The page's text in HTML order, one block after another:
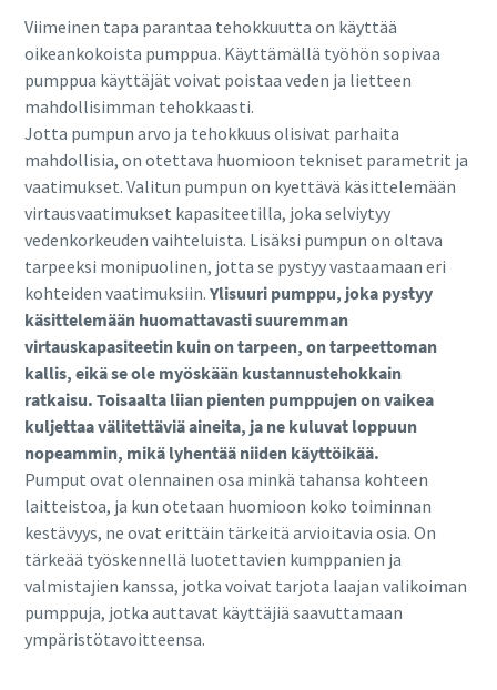
Viimeinen tapa parantaa tehokkuutta on käyttää
oikeankokoista pumppua. Käyttämällä työhön sopivaa
pumppua käyttäjät voivat poistaa veden ja lietteen
mahdollisimman tehokkaasti.
Jotta pumpun arvo ja tehokkuus olisivat parhaita
mahdollisia, on otettava huomioon tekniset parametrit ja
vaatimukset. Valitun pumpun on kyettävä käsittelemään
virtausvaatimukset kapasiteetilla, joka selviytyy
vedenkorkeuden vaihteluista. Lisäksi pumpun on oltava
tarpeeksi monipuolinen, jotta se pystyy vastaamaan eri
kohteiden vaatimuksiin. Ylisuuri pumppu, joka pystyy
käsittelemään huomattavasti suuremman
virtauskapasiteetin kuin on tarpeen, on tarpeettoman
kallis, eikä se ole myöskään kustannustehokkain
ratkaisu. Toisaalta liian pienten pumppujen on vaikea
kuljettaa välitettäviä aineita, ja ne kuluvat loppuun
nopeammin, mikä lyhentää niiden käyttöikää.
Pumput ovat olennainen osa minkä tahansa kohteen
laitteistoa, ja kun otetaan huomioon koko toiminnan
kestävyys, ne ovat erittäin tärkeitä arvioitavia osia. On
tärkeää työskennellä luotettavien kumppanien ja
valmistajien kanssa, jotka voivat tarjota laajan valikoiman
pumppuja, jotka auttavat käyttäjiä saavuttamaan
ympäristötavoitteensa.